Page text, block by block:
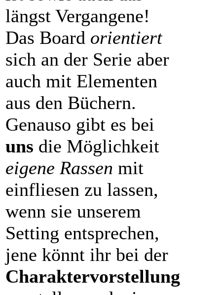
längst Vergangene!
Das Board orientiert
sich an der Serie aber
auch mit Elementen
aus den Büchern.
Genauso gibt es bei
uns die Möglichkeit
eigene Rassen mit
einfliesen zu lassen,
wenn sie unserem
Setting entsprechen,
jene könnt ihr bei der
Charaktervorstellung